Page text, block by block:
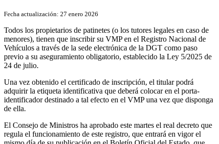
Fecha actualización: 27 enero 2026
Todos los propietarios de patinetes (o los tutores legales en caso de
menores), tienen que inscribir su VMP en el Registro Nacional de
Vehículos a través de la sede electrónica de la DGT como paso
previo a su aseguramiento obligatorio, establecido la Ley 5/2025 de
24 de julio.
Una vez obtenido el certificado de inscripción, el titular podrá
adquirir la etiqueta identificativa que deberá colocar en el porta-
identificador destinado a tal efecto en el VMP una vez que disponga
de ella.
El Consejo de Ministros ha aprobado este martes el real decreto que
regula el funcionamiento de este registro, que entrará en vigor el